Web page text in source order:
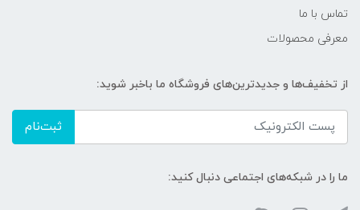
تماس با ما
معرفی محصولات
از تخفیف‌ها و جدیدترین‌های فروشگاه ما باخبر شوید:
ثبت‌نام
ما را در شبکه‌های اجتماعی دنبال کنید: